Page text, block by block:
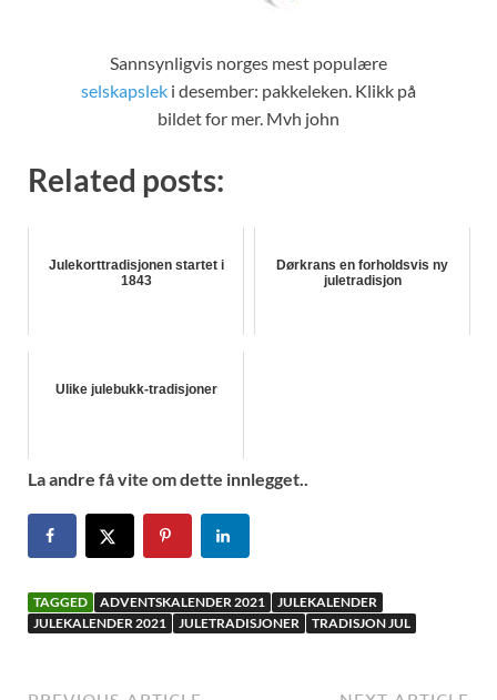
Sannsynligvis norges mest populære
selskapslek i desember: pakkeleken. Klikk på
bildet for mer. Mvh john
Related posts:
Julekorttradisjonen startet i
1843
Dørkrans en forholdsvis ny
juletradisjon
Ulike julebukk-tradisjoner
La andre få vite om dette innlegget..
TAGGED ADVENTSKALENDER 2021
JULEKALENDER
JULEKALENDER 2021
JULETRADISJONER TRADISJON JUL